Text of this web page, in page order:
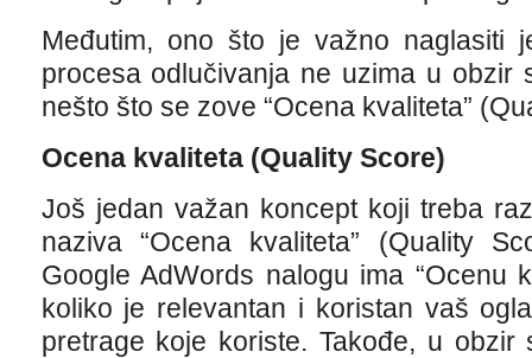
Međutim, ono što je važno naglasiti
procesa odlučivanja ne uzima u obzir
nešto što se zove “Ocena kvaliteta”
Ocena kvaliteta (Quality Score)
Još jedan važan koncept koji treba
naziva “Ocena kvaliteta” (Quality
Google AdWords nalogu ima “Ocenu
koliko je relevantan i koristan vaš
pretrage koje koriste. Takođe, u